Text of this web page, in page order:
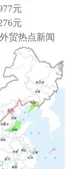
元
元
贸热点新闻